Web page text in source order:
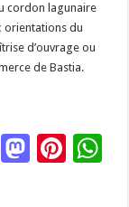
cordon lagunaire
orientations du
d’ouvrage ou
de Bastia.
C
M
Pi